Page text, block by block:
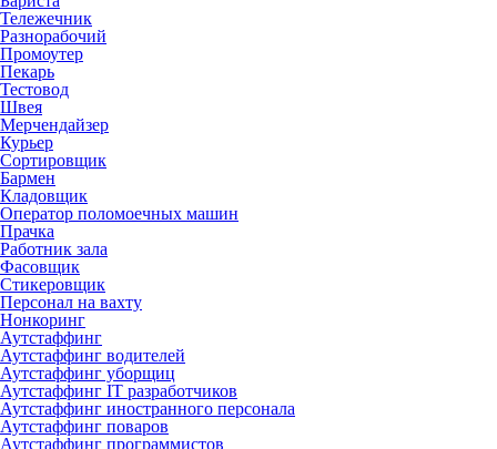
Тележечник
Разнорабочий
Промоутер
Пекарь
Тестовод
Швея
Мерчендайзер
Курьер
Сортировщик
Бармен
Кладовщик
Оператор поломоечных машин
Прачка
Работник зала
Фасовщик
Стикеровщик
Персонал на вахту
Нонкоринг
Аутстаффинг
Аутстаффинг водителей
Аутстаффинг уборщиц
Аутстаффинг IT разработчиков
Аутстаффинг иностранного персонала
Аутстаффинг поваров
Аутстаффинг программистов